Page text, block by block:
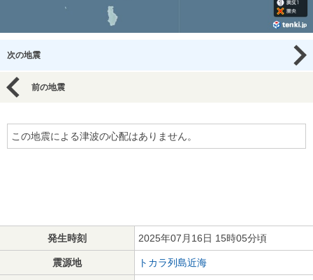
次の地震
前の地震
この地震による津波の心配はありません。
発生時刻 2025年07月16日 15時05分頃
震源地 トカラ列島近海